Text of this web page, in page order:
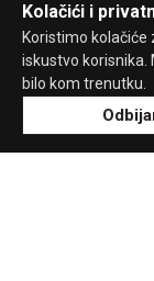
Kolačići i
Koristimo kolačiće
iskustvo korisnika.
bilo kom trenutku.